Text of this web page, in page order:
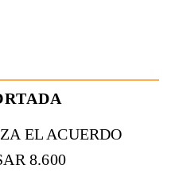
EL ACUERDO
8.600